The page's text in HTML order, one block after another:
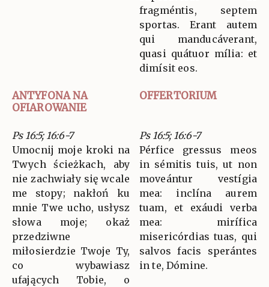
fragméntis, septem
sportas. Erant autem
qui manducáverant,
quasi quátuor mília: et
dimísit eos.
ANTYFONA NA
OFIAROWANIE
OFFERTORIUM
Ps 16:5; 16:6-7
Umocnij moje kroki na
Twych ścieżkach, aby
nie zachwiały się wcale
me stopy; nakłoń ku
mnie Twe ucho, usłysz
słowa moje; okaż
przedziwne
miłosierdzie Twoje Ty,
co wybawiasz
ufających Tobie, o
Ps 16:5; 16:6-7
Pérfice gressus meos
in sémitis tuis, ut non
moveántur vestígia
mea: inclína aurem
tuam, et exáudi verba
mea: mirífica
misericórdias tuas, qui
salvos facis sperántes
in te, Dómine.